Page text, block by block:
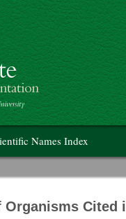
Names Index
Cited